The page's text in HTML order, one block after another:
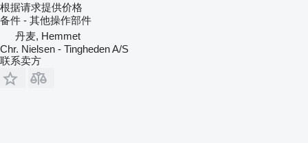
根据请求提供价格
备件 - 其他操作部件
丹麦, Hemmet
Chr. Nielsen - Tingheden A/S
联系卖方